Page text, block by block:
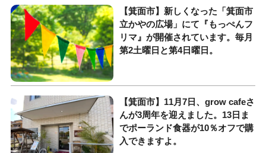
【箕面市】新しくなった「箕面市
立かやの広場」にて『もっぺんフ
リマ』が開催されています。毎月
第2土曜日と第4日曜日。
【箕面市】11月7日、grow cafeさ
んが3周年を迎えました。13日ま
でポーランド食器が10％オフで購
入できますよ。